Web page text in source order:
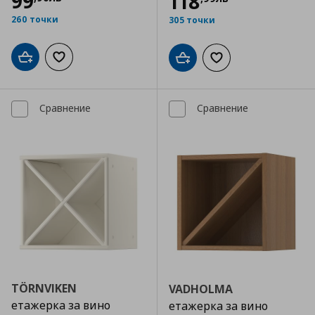
260 точки
Добави в кошницата
Добави към списъка с любими
305 точки
Добави в кошницата
Добави към
Сравнение
TÖRNVIKEN
етажерка за вино
Сравнение
VADHOLMA
етажерка за вино